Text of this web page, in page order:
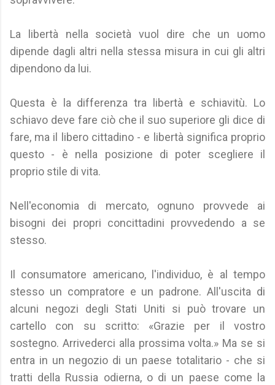
La libertà nella società vuol dire che un uomo
dipende dagli altri nella stessa misura in cui gli altri
dipendono da lui.
Questa è la differenza tra libertà e schiavitù. Lo
schiavo deve fare ciò che il suo superiore gli dice di
fare, ma il libero cittadino - e libertà significa proprio
questo - è nella posizione di poter scegliere il
proprio stile di vita.
Nell'economia di mercato, ognuno provvede ai
bisogni dei propri concittadini provvedendo a se
stesso.
Il consumatore americano, l'individuo, è al tempo
stesso un compratore e un padrone. All'uscita di
alcuni negozi degli Stati Uniti si può trovare un
cartello con su scritto: «Grazie per il vostro
sostegno. Arrivederci alla prossima volta.» Ma se si
entra in un negozio di un paese totalitario - che si
tratti della Russia odierna, o di un paese come la